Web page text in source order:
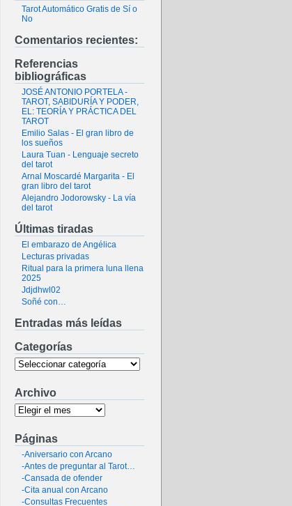
Tarot Automático Gratis de Sí o
No
Comentarios recientes:
Referencias
bibliográficas
JOSÉ ANTONIO PORTELA -
TAROT, SABIDURÍA Y PODER,
EL: TEORÍA Y PRÁCTICA DEL
TAROT
Emilio Salas - El gran libro de
los sueños
Laura Tuan - Lenguaje secreto
del tarot
Arnal Moscardé Margarita - El
gran libro del tarot
Alejandro Jodorowsky - La vía
del tarot
Últimas tiradas
El embarazo de Angélica
Lecturas privadas
Ritual para la primera luna llena
2025
Jdjdhwl02
Soñé con…
Entradas más leídas
Categorías
Archivo
Páginas
-Aniversario con Arcano
-Antes de preguntar al Tarot…
-Cansada de ofender
-Cita anual con Arcano
-Consultas Frecuentes